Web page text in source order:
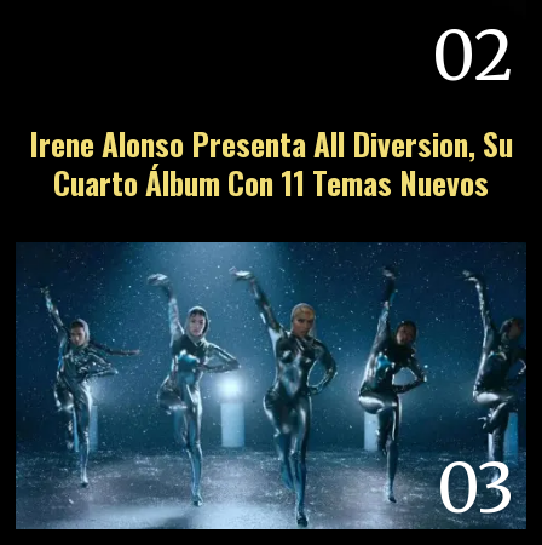
02
Irene Alonso Presenta All Diversion, Su
Cuarto Álbum Con 11 Temas Nuevos
03